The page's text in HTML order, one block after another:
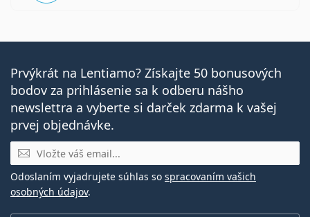
Prvýkrát na Lentiamo? Získajte 50 bonusových
bodov za prihlásenie sa k odberu nášho
newslettra a vyberte si darček zdarma k vašej
prvej objednávke.
E-mail
Odoslaním vyjadrujete súhlas so spracovaním vašich
osobných údajov.